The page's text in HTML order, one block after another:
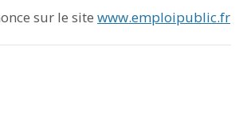
sur le site www.emploipublic.fr